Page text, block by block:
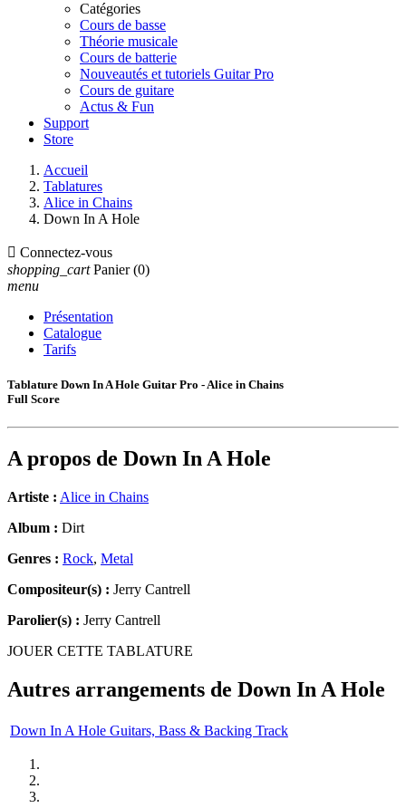
Catégories
Cours de basse
Théorie musicale
Cours de batterie
Nouveautés et tutoriels Guitar Pro
Cours de guitare
Actus & Fun
Support
Store
Accueil
Tablatures
Alice in Chains
Down In A Hole
 Connectez-vous
shopping_cart Panier (0)
menu
Présentation
Catalogue
Tarifs
Tablature Down In A Hole Guitar Pro - Alice in Chains
Full Score
A propos de Down In A Hole
Artiste : Alice in Chains
Album : Dirt
Genres : Rock, Metal
Compositeur(s) : Jerry Cantrell
Parolier(s) : Jerry Cantrell
JOUER CETTE TABLATURE
Autres arrangements de Down In A Hole
Down In A Hole Guitars, Bass & Backing Track